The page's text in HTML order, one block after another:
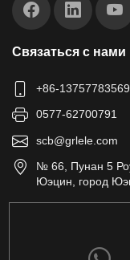
Связаться с нами
+86-13757783569
0577-62700791
scb@grlele.com
№ 66, Пунан 5
Юэцин, город